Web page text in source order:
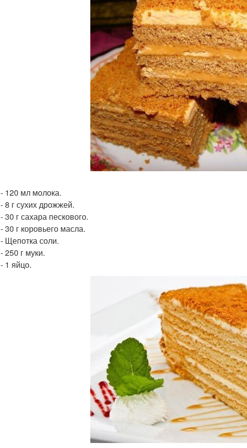
- 120 мл молока.
- 8 г сухих дрожжей.
- 30 г сахара пескового.
- 30 г коровьего масла.
- Щепотка соли.
- 250 г муки.
- 1 яйцо.